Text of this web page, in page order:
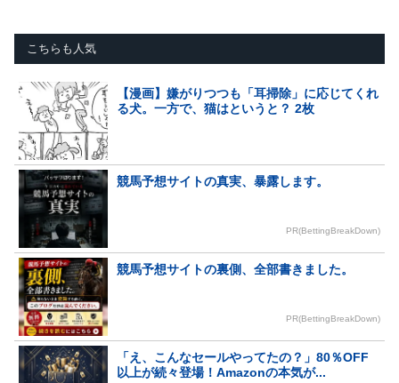
こちらも人気
【漫画】嫌がりつつも「耳掃除」に応じてくれ
る犬。一方で、猫はというと？ 2枚
競馬予想サイトの真実、暴露します。
PR(BettingBreakDown)
競馬予想サイトの裏側、全部書きました。
PR(BettingBreakDown)
「え、こんなセールやってたの？」80％OFF
以上が続々登場！Amazonの本気が...